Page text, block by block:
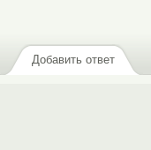
Добавить ответ